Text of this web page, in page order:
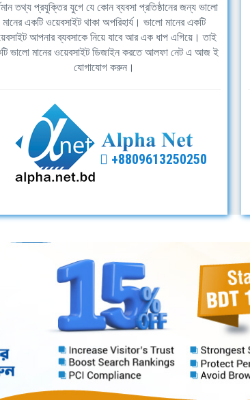
তথ্য প্রযুক্তির যুগে যে কোন ব্যবসা প্রতিষ্ঠানের জন্য ভালো
মানের একটি ওয়েবসাইট থাকা অপরিহার্য। ভালো মানের একটি
আপনার ব্যবসাকে নিয়ে যাবে আর এক ধাপ এগিয়ে। তাই
ভালো মানের ওয়েবসাইট ডিজাইন করতে আলফা নেট এ আজ ই
যোগাযোগ করুন।
+8809613250250